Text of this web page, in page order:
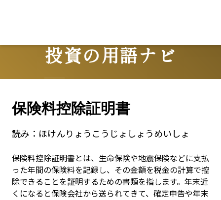
投資の用語ナビ
Terms
保険料控除証明書
読み： ほけんりょうこうじょしょうめいしょ
保険料控除証明書とは、生命保険や地震保険などに支払
った年間の保険料を記録し、その金額を税金の計算で控
除できることを証明するための書類を指します。年末近
くになると保険会社から送られてきて、確定申告や年末